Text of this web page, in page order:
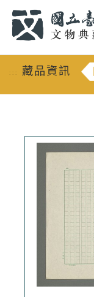
::: 藏品資訊